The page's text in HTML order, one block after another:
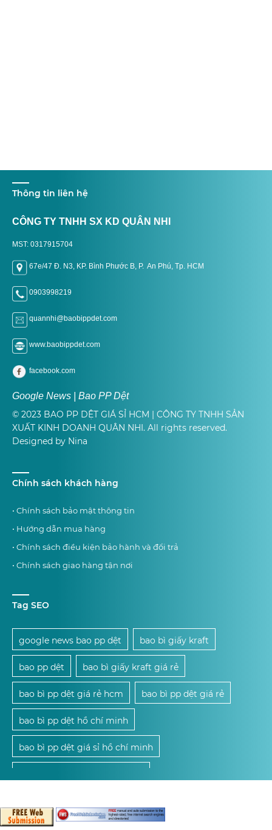
Thông tin liên hệ
CÔNG TY TNHH SX KD QUÂN NHI
MST: 0317915704
67e/47 Đ. N3, KP. Bình Phước B, P. An Phú, Tp. HCM
0903998219
quannhi@baobippdet.com
www.baobippdet.com
facebook.com
Google News | Bao PP Dệt
© 2023 BAO PP DỆT GIÁ SỈ HCM | CÔNG TY TNHH SẢN
XUẤT KINH DOANH QUÂN NHI. All rights reserved.
Designed by Nina
Chính sách khách hàng
• Chính sách bảo mật thông tin
• Hướng dẫn mua hàng
• Chính sách điều kiện bảo hành và đổi trả
• Chính sách giao hàng tận nơi
Tag SEO
google news bao pp dệt bao bì giấy kraft
bao pp dệt bao bì giấy kraft giá rẻ
bao bì pp dệt giá rẻ hcm bao bì pp dệt giá rẻ
bao bì pp dệt hồ chí minh
bao bì pp dệt giá sỉ hồ chí minh
cung cấp bao bì pp dệt giá sỉ hcm